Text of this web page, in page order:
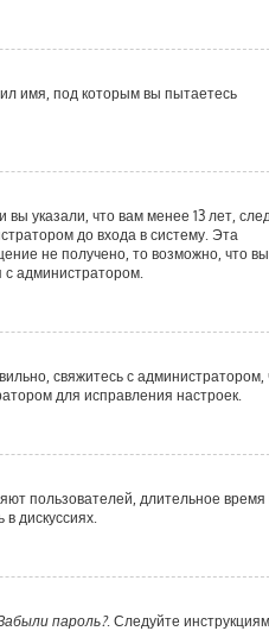
имя, под которым вы пытаетесь
указали, что вам менее 13 лет,
до входа в систему. Эта
не получено, то возможно, что вы
с администратором.
свяжитесь с администратором,
для исправления настроек.
пользователей, длительное время
дискуссиях.
пароль?. Следуйте